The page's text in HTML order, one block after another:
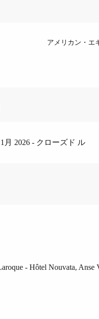
アメリカン・エ
月 2026 - クローズド ル
- Hôtel Nouvata, Anse